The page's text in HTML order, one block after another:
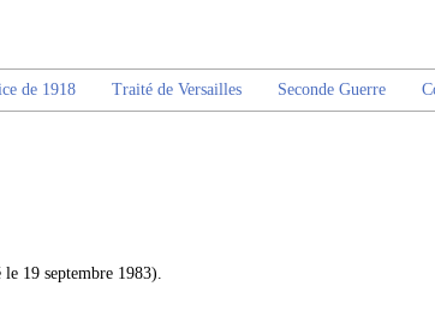
de 1918 Traité de Versailles Seconde Guerre
19 septembre 1983).